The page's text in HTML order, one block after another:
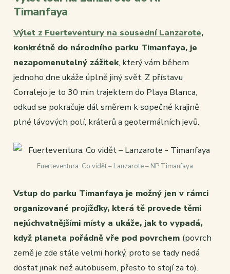
Timanfaya
Výlet z Fuerteventury na sousední Lanzarote,
konkrétně do národního parku Timanfaya, je
nezapomenutelný zážitek, který vám během
jednoho dne ukáže úplně jiný svět. Z přístavu
Corralejo je to 30 min trajektem do Playa Blanca,
odkud se pokračuje dál směrem k sopečné krajině
plné lávových polí, kráterů a geotermálních jevů.
Fuerteventura: Co vidět – Lanzarote – NP Timanfaya
Vstup do parku Timanfaya je možný jen v rámci
organizované projížďky, která tě provede těmi
nejúchvatnějšími místy a ukáže, jak to vypadá,
když planeta pořádně vře pod povrchem (povrch
země je zde stále velmi horký, proto se tady nedá
dostat jinak než autobusem, přesto to stojí za to).